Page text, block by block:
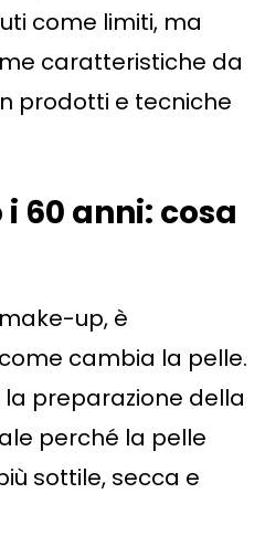
come limiti, ma
caratteristiche da
prodotti e tecniche
60 anni: cosa
up, è
cambia la pelle.
la preparazione della
perché la pelle
sottile, secca e